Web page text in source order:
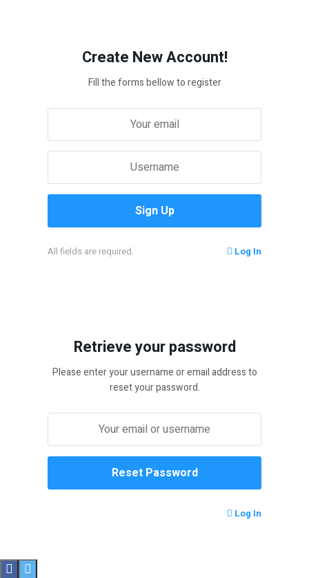
Create New Account!
Fill the forms bellow to register
All fields are required. Log In
Retrieve your password
Please enter your username or email address to
reset your password.
Log In